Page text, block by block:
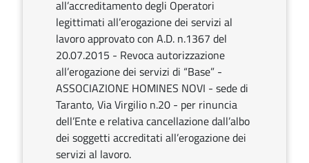
all’accreditamento degli Operatori
legittimati all’erogazione dei servizi al
lavoro approvato con A.D. n.1367 del
20.07.2015 - Revoca autorizzazione
all’erogazione dei servizi di “Base” -
ASSOCIAZIONE HOMINES NOVI - sede di
Taranto, Via Virgilio n.20 - per rinuncia
dell’Ente e relativa cancellazione dall’albo
dei soggetti accreditati all’erogazione dei
servizi al lavoro.